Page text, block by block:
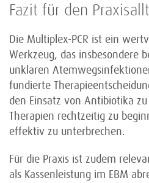
Fazit für den
Die Multiplex-PCR ist ein
Werkzeug, das insbesondere
unklaren
fundierte
den Einsatz von Antibiotika
Therapien rechtzeitig zu
effektiv zu unterbrechen.
Für die Praxis ist zudem
als Kassenleistung im EBM